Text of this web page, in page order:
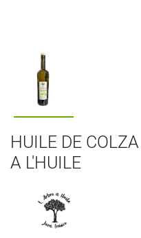
HUILE DE
A L'HUILE